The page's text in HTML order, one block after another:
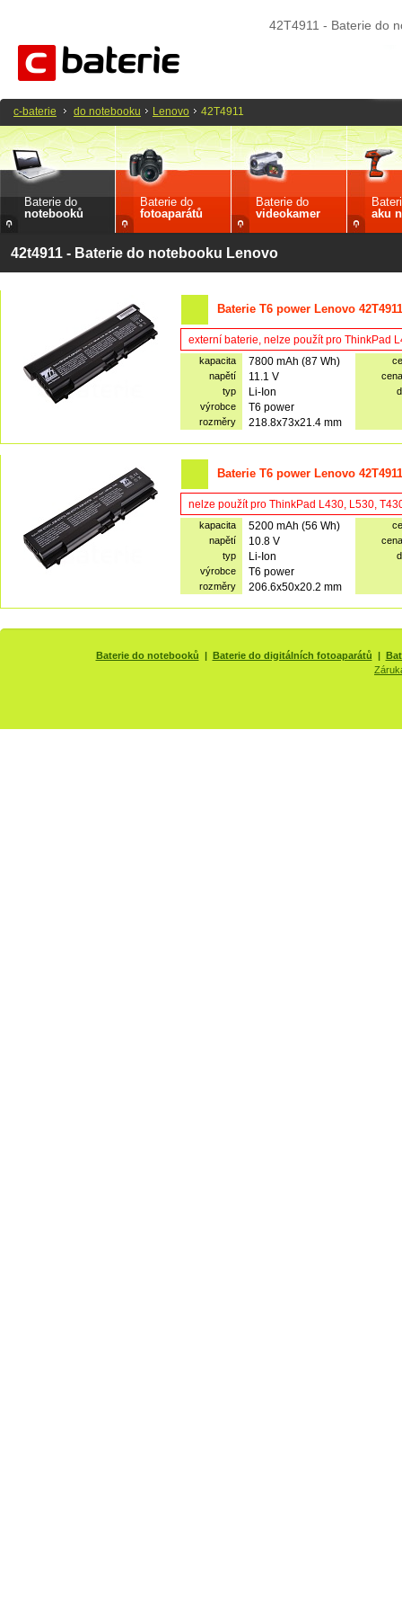
42T4911 - Baterie do
Baterie do
notebooků
Baterie do
fotoaparátů
Baterie do
videokamer
aku
42t4911 - Baterie do notebooku Lenovo
Baterie T6 power Lenovo
externí baterie, nelze použít pro ThinkPad
kapacita 7800 mAh (87 Wh)
napětí
11.1 V
typ
Li-Ion
výrobce
T6 power
rozměry 218.8x73x21.4 mm
Baterie T6 power Lenovo
nelze použít pro ThinkPad L430, L530,
kapacita 5200 mAh (56 Wh)
napětí
10.8 V
typ
Li-Ion
výrobce
T6 power
rozměry 206.6x50x20.2 mm
c-baterie do notebooku Lenovo 42T4911
Baterie do notebooků | Baterie do digitálních fotoaparátů |